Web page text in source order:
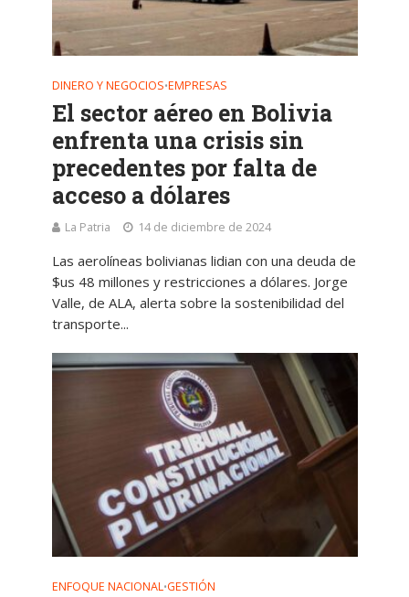
DINERO Y NEGOCIOS•EMPRESAS
El sector aéreo en Bolivia
enfrenta una crisis sin
precedentes por falta de
acceso a dólares
La Patria 14 de diciembre de 2024
Las aerolíneas bolivianas lidian con una deuda de
$us 48 millones y restricciones a dólares. Jorge
Valle, de ALA, alerta sobre la sostenibilidad del
transporte...
ENFOQUE NACIONAL•GESTIÓN